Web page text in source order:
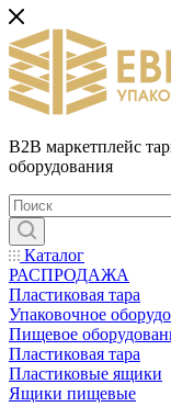
B2B маркетплейс
оборудования
Каталог
РАСПРОДАЖА
Пластиковая тара
Упаковочное
Пищевое
Пластиковая тара
Пластиковые ящики
Ящики пищевые